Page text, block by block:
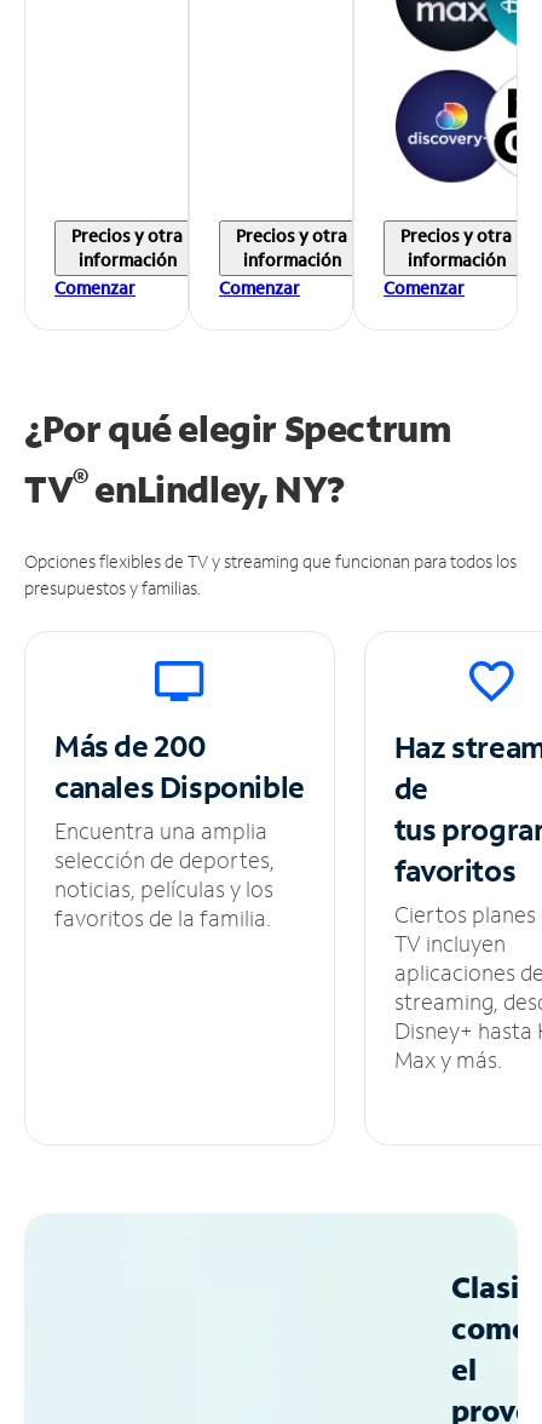
Precios y otra
información
Comenzar
Precios y otra
información
Comenzar
Precios y otra
información
Comenzar
¿Por qué elegir Spectrum
TV®enLindley, NY?
Opciones flexibles de TV y streaming que funcionan para todos los
presupuestos y familias.
Más de 200
canalesDisponible
Encuentra una amplia
selección de deportes,
noticias, películas y los
favoritos de la familia.
Haz
de
tus
favoritos
Ciertos planes
TV incluyen
aplicaciones
streaming,
Disney+ hasta
Max y más.
como
el